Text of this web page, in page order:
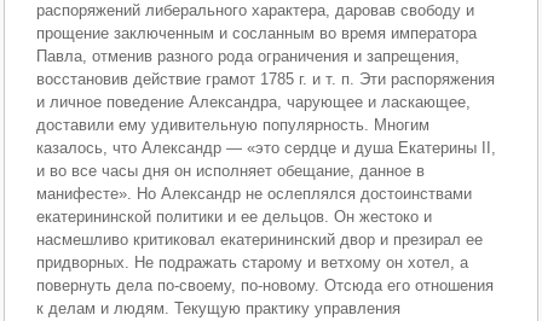
распоряжений либерального характера, даровав свободу и
прощение заключенным и сосланным во время императора
Павла, отменив разного рода ограничения и запрещения,
восстановив действие грамот 1785 г. и т. п. Эти распоряжения
и личное поведение Александра, чарующее и ласкающее,
доставили ему удивительную популярность. Многим
казалось, что Александр — «это сердце и душа Екатерины II,
и во все часы дня он исполняет обещание, данное в
манифесте». Но Александр не ослеплялся достоинствами
екатерининской политики и ее дельцов. Он жестоко и
насмешливо критиковал екатерининский двор и презирал ее
придворных. Не подражать старому и ветхому он хотел, а
повернуть дела по-своему, по-новому. Отсюда его отношения
к делам и людям. Текущую практику управления